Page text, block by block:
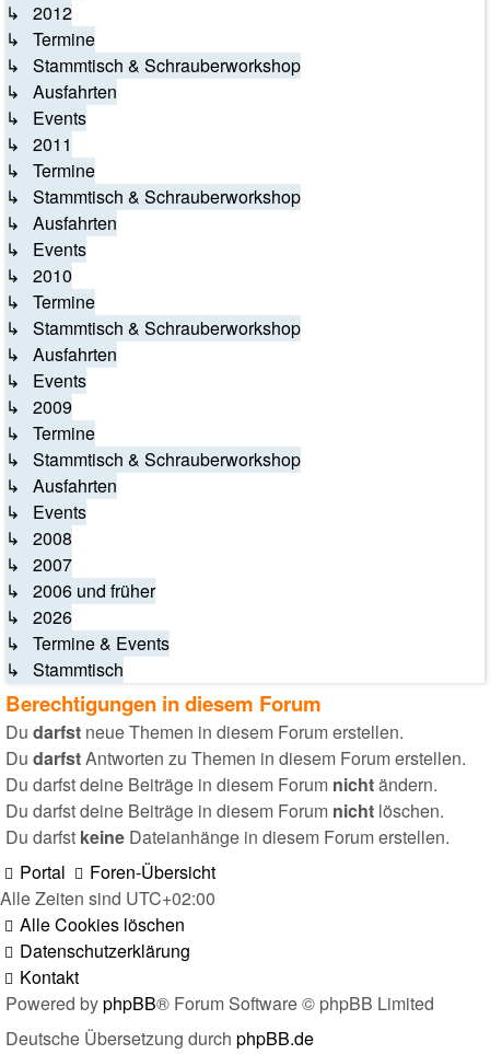
↳ 2012
↳ Termine
↳ Stammtisch & Schrauberworkshop
↳ Ausfahrten
↳ Events
↳ 2011
↳ Termine
↳ Stammtisch & Schrauberworkshop
↳ Ausfahrten
↳ Events
↳ 2010
↳ Termine
↳ Stammtisch & Schrauberworkshop
↳ Ausfahrten
↳ Events
↳ 2009
↳ Termine
↳ Stammtisch & Schrauberworkshop
↳ Ausfahrten
↳ Events
↳ 2008
↳ 2007
↳ 2006 und früher
↳ 2026
↳ Termine & Events
↳ Stammtisch
Berechtigungen in diesem Forum
Du darfst neue Themen in diesem Forum erstellen.
Du darfstAntworten zu Themen in diesem Forum erstellen.
Du darfst deine Beiträge in diesem Forum nichtändern.
Du darfst deine Beiträge in diesem Forum nicht löschen.
Du darfst keine Dateianhänge in diesem Forum erstellen.
Portal
Foren-Übersicht
Alle Zeiten sind UTC+02:00
Alle Cookies löschen
Datenschutzerklärung
Kontakt
Powered byphpBB® Forum Software © phpBB Limited
Deutsche Übersetzung durch phpBB.de